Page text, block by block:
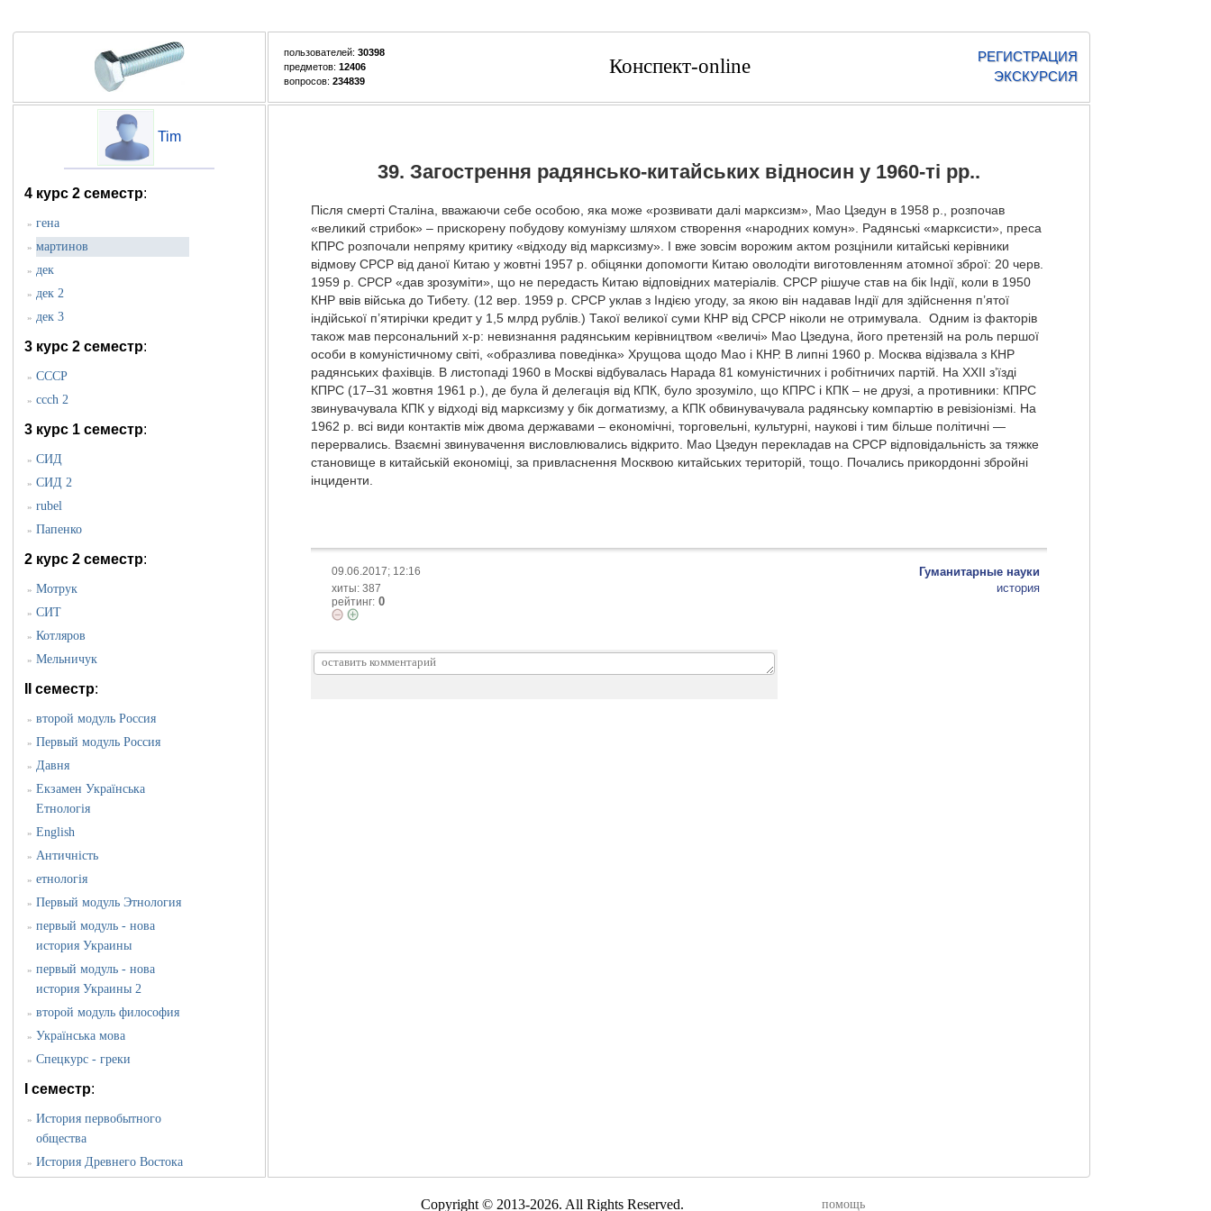
пользователей: 30398
предметов: 12406
вопросов: 234839
Конспект-online
РЕГИСТРАЦИЯ
ЭКСКУРСИЯ
Tim
4 курс 2 семестр:
» гена
» мартинов
» дек
» дек 2
» дек 3
3 курс 2 семестр:
» СССР
» ccch 2
3 курс 1 семестр:
» CИД
» СИД 2
» rubel
» Папенко
2 курс 2 семестр:
» Мотрук
» СИТ
» Котляров
» Мельничук
II семестр:
» второй модуль Россия
» Первый модуль Россия
» Давня
» Екзамен Українська
Етнологія
» English
» Античність
» етнологія
» Первый модуль Этнология
» первый модуль - нова
история Украины
» первый модуль - нова
история Украины 2
» второй модуль философия
» Українська мова
» Спецкурс - греки
I семестр:
» История первобытного
общества
» История Древнего Востока
39. Загострення радянсько-китайських відносин у 1960-ті рр..
Після смерті Сталіна, вважаючи себе особою, яка може «розвивати далі марксизм», Мао Цзедун в 1958 p., розпочав
«великий стрибок» – прискорену побудову комунізму шляхом створення «народних комун». Радянські «марксисти», преса
КПРС розпочали непряму критику «відходу від марксизму». І вже зовсім ворожим актом розцінили китайські керівники
відмову СРСР від даної Китаю у жовтні 1957 р. обіцянки допомогти Китаю оволодіти виготовленням атомної зброї: 20 черв.
1959 p. CPCP «дав зрозуміти», що не передасть Китаю відповідних матеріалів. СРСР рішуче став на бік Індії, коли в 1950
КНР ввів війська до Тибету. (12 вер. 1959 р. СРСР уклав з Індією угоду, за якою він надавав Індії для здійснення п’ятої
індійської п’ятирічки кредит у 1,5 млрд рублів.) Такої великої суми КНР від СРСР ніколи не отримувала. Одним із факторів
також мав персональний х-р: невизнання радянським керівництвом «величі» Мао Цзедуна, його претензій на роль першої
особи в комуністичному світі, «образлива поведінка» Хрущова щодо Мао і КНР. В липні 1960 р. Москва відізвала з КНР
радянських фахівців. В листопаді 1960 в Москві відбувалась Нарада 81 комуністичних і робітничих партій. На XXII з’їзді
КПРС (17–31 жовтня 1961 p.), де була й делегація від КПК, було зрозуміло, що КПРС і КПК – не друзі, а противники: КПРС
звинувачувала КПК у відході від марксизму у бік догматизму, а КПК обвинувачувала радянську компартію в ревізіонізмі. На
1962 р. всі види контактів між двома державами – економічні, торговельні, культурні, наукові і тим більше політичні —
перервались. Взаємні звинувачення висловлювались відкрито. Мао Цзедун перекладав на СРСР відповідальність за тяжке
становище в китайській економіці, за привласнення Москвою китайських територій, тощо. Почались прикордонні збройні
інциденти.
09.06.2017; 12:16
хиты: 387
рейтинг: 0
Гуманитарные науки
история
Copyright © 2013-2026. All Rights Reserved. помощь